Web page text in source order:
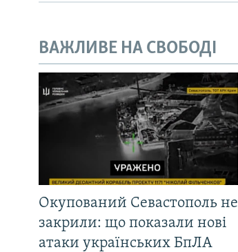
ВАЖЛИВЕ НА СВОБОДІ
Окупований Севастополь не
закрили: що показали нові
атаки українських БпЛА